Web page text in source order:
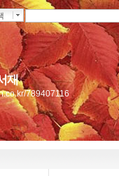
재
789407116